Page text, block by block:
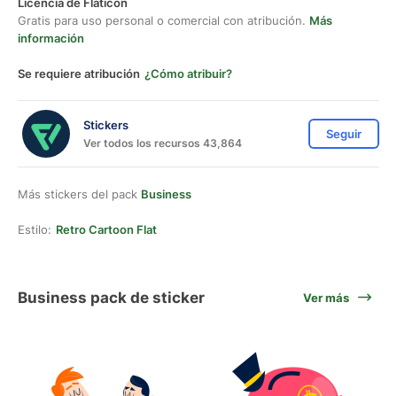
Gratis para uso personal o comercial con atribución. Más
información
Se requiere atribución ¿Cómo atribuir?
Stickers
Ver todos los recursos 43,864
Seguir
Más stickers del pack Business
Estilo: Retro Cartoon Flat
Business pack de sticker Ver más